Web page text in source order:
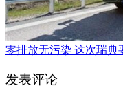
零排放无污染 这次瑞典
发表评论